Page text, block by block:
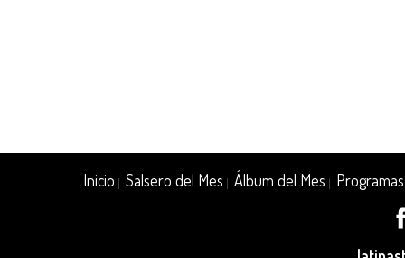
Inicio |Salsero del Mes |Álbum del Mes Programas